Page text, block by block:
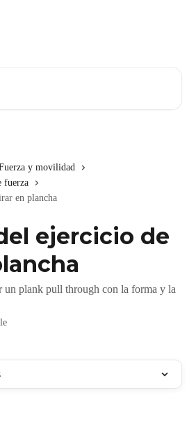
y movilidad
fuerza
en plancha
ejercicio de
un plank pull through con la forma y la